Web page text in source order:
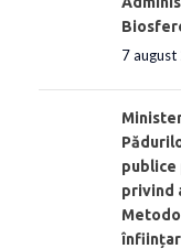
7
publice
privind